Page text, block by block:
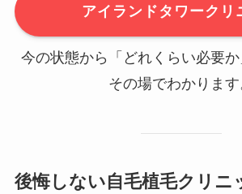
アイランドタワークリ
今の状態から「どれくらい必要
その場でわかります
後悔しない自毛植毛クリニ